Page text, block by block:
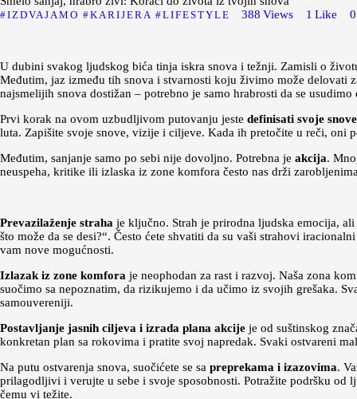
IZDVAJAMO KARIJERA LIFESTYLE 388 Views 1 Like 0
U dubini svakog ljudskog bića tinja iskra snova i težnji. Zamisli o
Međutim, jaz između tih snova i stvarnosti koju živimo može delovati
najsmelijih snova dostižan – potrebno je samo hrabrosti da se
Prvi korak na ovom uzbudljivom putovanju jeste definisati svoje snove
luta. Zapišite svoje snove, vizije i ciljeve. Kada ih pretočite u reči,
Međutim, sanjanje samo po sebi nije dovoljno. Potrebna je akcija.
neuspeha, kritike ili izlaska iz zone komfora često nas drži
Prevazilaženje straha je ključno. Strah je prirodna ljudska emocija, ali
što može da se desi?“. Često ćete shvatiti da su vaši strahovi
vam nove mogućnosti.
Izlazak iz zone komfora je neophodan za rast i razvoj. Naša zona
suočimo sa nepoznatim, da rizikujemo i da učimo iz svojih grešaka.
samouvereniji.
Postavljanje jasnih ciljeva i izrada plana akcije je od suštinskog
konkretan plan sa rokovima i pratite svoj napredak. Svaki ostvareni
Na putu ostvarenja snova, suočićete se sa preprekama i izazovima.
prilagodljivi i verujte u sebe i svoje sposobnosti. Potražite podršku
čemu vi težite.